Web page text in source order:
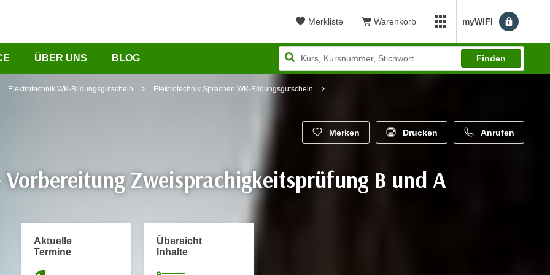
Merkliste Warenkorb myWIFI Apps öffnen
myWIFI
ÜBER UNS BLOG Finden
Elektrotechnik WK-Bildungsgutschein Elektrotechnik Sprachen WK-Bildungsgutschein
Merken Drucken Anrufen
Zweisprachigkeitsprüfung B und A
Aktuelle
Termine
Übersicht
Inhalte